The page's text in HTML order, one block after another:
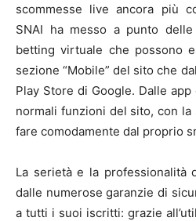
scommesse live ancora più
SNAI ha messo a punto
betting virtuale che possono
sezione “Mobile” del sito che
Play Store di Google. Dalle
normali funzioni del sito, con
fare comodamente dal proprio
La serietà e la professionalità
dalle numerose garanzie di
a tutti i suoi iscritti: grazie